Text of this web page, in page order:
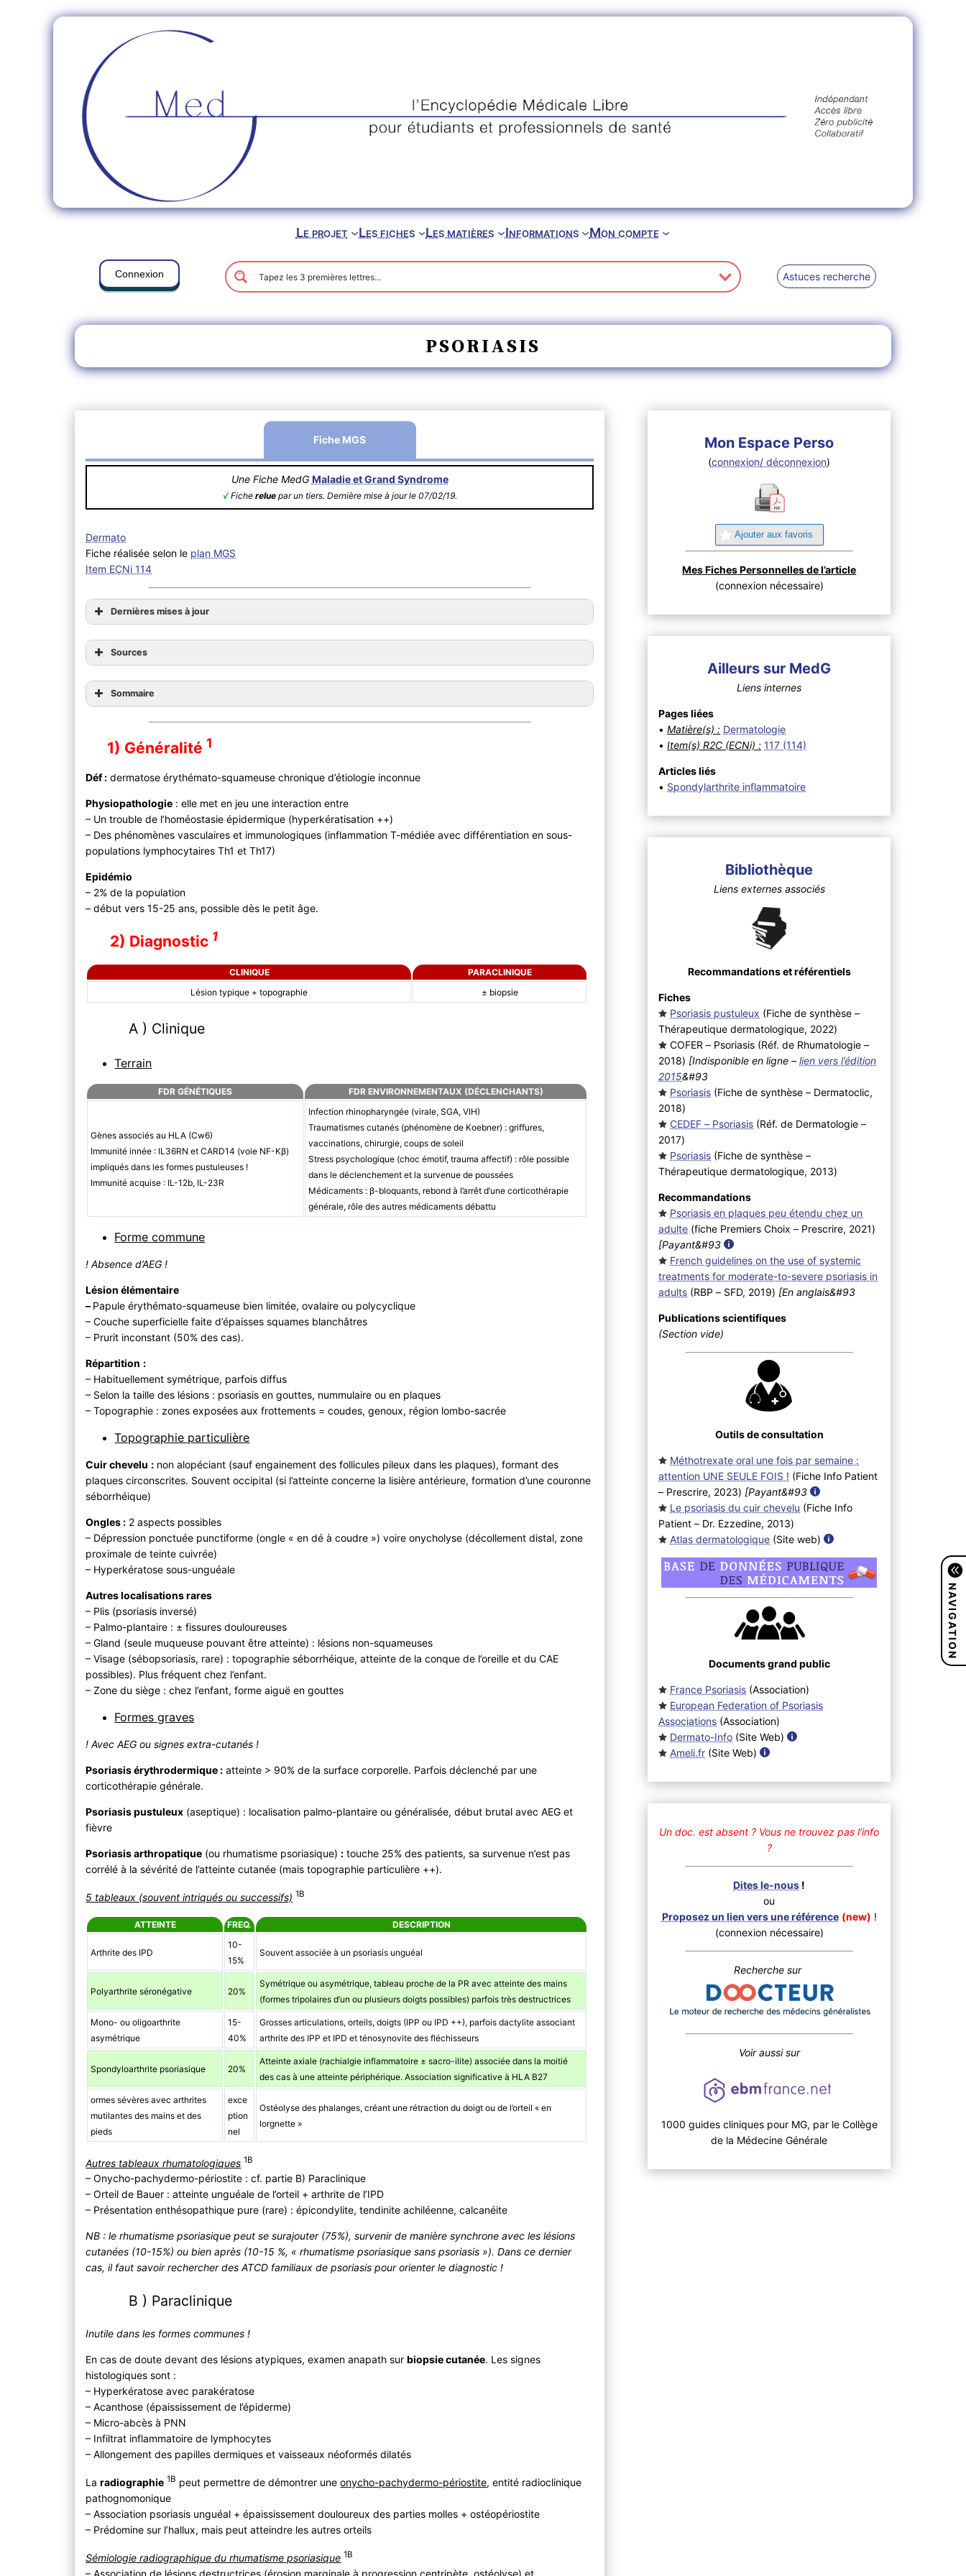
Le projet Les fiches Les matières Informations Mon compte
Connexion Astuces recherche
PSORIASIS
Fiche MGS
Une Fiche MedG Maladie et Grand Syndrome
√Fiche reluepar un tiers. Dernière mise à jour le 07/02/19.
Dermato
Fiche réalisée selon le plan MGS
Item ECNi 114
Dernières mises à jour
Sources
Sommaire
1) Généralité 1
Déf : dermatose érythémato-squameuse chronique d’étiologie inconnue
Physiopathologie : elle met en jeu une interaction entre
– Un trouble de l’homéostasie épidermique (hyperkératisation ++)
– Des phénomènes vasculaires et immunologiques (inflammation T-médiée avec différentiation en sous-
populations lymphocytaires Th1 et Th17)
Epidémio
– 2% de la population
– début vers 15-25 ans, possible dès le petit âge.
2) Diagnostic 1
CLINIQUE
PARACLINIQUE
Lésion typique + topographie
± biopsie
A ) Clinique
Terrain
FDR GÉNÉTIQUES FDR ENVIRONNEMENTAUX (DÉCLENCHANTS)
Gènes associés au HLA (Cw6)
Immunité innée : IL36RN et CARD14 (voie NF-Κβ)
impliqués dans les formes pustuleuses !
Immunité acquise : IL-12b, IL-23R
Infection rhinopharyngée (virale, SGA, VIH)
Traumatismes cutanés (phénomène de Koebner) : griffures,
vaccinations, chirurgie, coups de soleil
Stress psychologique (choc émotif, trauma affectif) : rôle possible
dans le déclenchement et la survenue de poussées
Médicaments : β-bloquants, rebond à l’arrêt d’une corticothérapie
générale, rôle des autres médicaments débattu
Forme commune
! Absence d’AEG !
Lésion élémentaire
– Papule érythémato-squameuse bien limitée, ovalaire ou polycyclique
– Couche superficielle faite d’épaisses squames blanchâtres
– Prurit inconstant (50% des cas).
Répartition :
– Habituellement symétrique, parfois diffus
– Selon la taille des lésions : psoriasis en gouttes, nummulaire ou en plaques
– Topographie : zones exposées aux frottements = coudes, genoux, région lombo-sacrée
Topographie particulière
Cuir chevelu : non alopéciant (sauf engainement des follicules pileux dans les plaques), formant des
plaques circonscrites. Souvent occipital (si l’atteinte concerne la lisière antérieure, formation d’une couronne
séborrhéique)
Ongles : 2 aspects possibles
– Dépression ponctuée punctiforme (ongle « en dé à coudre ») voire onycholyse (décollement distal, zone
proximale de teinte cuivrée)
– Hyperkératose sous-unguéale
Autres localisations rares
– Plis (psoriasis inversé)
– Palmo-plantaire : ± fissures douloureuses
– Gland (seule muqueuse pouvant être atteinte) : lésions non-squameuses
– Visage (sébopsoriasis, rare) : topographie séborrhéique, atteinte de la conque de l’oreille et du CAE
possibles). Plus fréquent chez l’enfant.
– Zone du siège : chez l’enfant, forme aiguë en gouttes
Formes graves
! Avec AEG ou signes extra-cutanés !
Psoriasis érythrodermique : atteinte > 90% de la surface corporelle. Parfois déclenché par une
corticothérapie générale.
Psoriasis pustuleux (aseptique) : localisation palmo-plantaire ou généralisée, début brutal avec AEG et
fièvre
Psoriasis arthropatique (ou rhumatisme psoriasique) : touche 25% des patients, sa survenue n’est pas
corrélé à la sévérité de l’atteinte cutanée (mais topographie particulière ++).
5 tableaux (souvent intriqués ou successifs) 1B
ATTEINTE FREQ. DESCRIPTION
Arthrite des IPD
10-
15%
Souvent associée à un psoriasis unguéal
Polyarthrite séronégative 20%
Symétrique ou asymétrique, tableau proche de la PR avec atteinte des mains
(formes tripolaires d’un ou plusieurs doigts possibles) parfois très destructrices
Mono- ou oligoarthrite
asymétrique
15-
40%
Grosses articulations, orteils, doigts (IPP ou IPD ++), parfois dactylite associant
arthrite des IPP et IPD et ténosynovite des fléchisseurs
Spondyloarthrite psoriasique 20%
Atteinte axiale (rachialgie inflammatoire ± sacro-ilite) associée dans la moitié
des cas à une atteinte périphérique. Association significative à HLA B27
ormes sévères avec arthrites
mutilantes des mains et des
pieds
exce
ption
nel
Ostéolyse des phalanges, créant une rétraction du doigt ou de l’orteil « en
lorgnette »
Autres tableaux rhumatologiques 1B
– Onycho-pachydermo-périostite : cf. partie B) Paraclinique
– Orteil de Bauer : atteinte unguéale de l’orteil + arthrite de l’IPD
– Présentation enthésopathique pure (rare) : épicondylite, tendinite achiléenne, calcanéite
NB : le rhumatisme psoriasique peut se surajouter (75%), survenir de manière synchrone avec les lésions
cutanées (10-15%) ou bien après (10-15 %, « rhumatisme psoriasique sans psoriasis »). Dans ce dernier
cas, il faut savoir rechercher des ATCD familiaux de psoriasis pour orienter le diagnostic !
B ) Paraclinique
Inutile dans les formes communes !
En cas de doute devant des lésions atypiques, examen anapath surbiopsie cutanée. Les signes
histologiques sont :
– Hyperkératose avec parakératose
– Acanthose (épaississement de l’épiderme)
– Micro-abcès à PNN
– Infiltrat inflammatoire de lymphocytes
– Allongement des papilles dermiques et vaisseaux néoformés dilatés
Laradiographie 1B peut permettre de démontrer uneonycho-pachydermo-périostite, entité radioclinique
pathognomonique
– Association psoriasis unguéal + épaississement douloureux des parties molles + ostéopériostite
– Prédomine sur l’hallux, mais peut atteindre les autres orteils
Sémiologie radiographique du rhumatisme psoriasique 1B
– Association de lésions destructrices (érosion marginale à progression centripète, ostéolyse) et
Mon Espace Perso
(connexion/ déconnexion)
Ajouter aux favoris
Mes Fiches Personnelles de l’article
(connexion nécessaire)
Ailleurs sur MedG
Liens internes
Pages liées
•Matière(s) : Dermatologie
•Item(s) R2C (ECNi) : 117 (114)
Articles liés
• Spondylarthrite inflammatoire
Bibliothèque
Liens externes associés
Recommandations et référentiels
Fiches
Psoriasis pustuleux (Fiche de synthèse –
Thérapeutique dermatologique, 2022)
COFER – Psoriasis (Réf. de Rhumatologie –
2018) [Indisponible en ligne –lien vers l’édition
2015&#93
Psoriasis (Fiche de synthèse – Dermatoclic,
2018)
CEDEF – Psoriasis (Réf. de Dermatologie –
2017)
Psoriasis (Fiche de synthèse –
Thérapeutique dermatologique, 2013)
Recommandations
Psoriasis en plaques peu étendu chez un
adulte (fiche Premiers Choix – Prescrire, 2021)
[Payant&#93
French guidelines on the use of systemic
treatments for moderate-to-severe psoriasis in
adults (RBP – SFD, 2019) [En anglais&#93
Publications scientifiques
(Section vide)
Outils de consultation
Méthotrexate oral une fois par semaine :
attention UNE SEULE FOIS ! (Fiche Info Patient
– Prescrire, 2023) [Payant&#93
Le psoriasis du cuir chevelu (Fiche Info
Patient – Dr. Ezzedine, 2013)
Atlas dermatologique (Site web)
Documents grand public
France Psoriasis (Association)
European Federation of Psoriasis
Associations (Association)
Dermato-Info (Site Web)
Ameli.fr (Site Web)
Un doc. est absent ? Vous ne trouvez pas l’info
?
Dites le-nous !
ou
Proposez un lien vers une référence (new) !
(connexion nécessaire)
Recherche sur
Voir aussi sur
1000 guides cliniques pour MG, par le Collège
de la Médecine Générale
NAVIGATION